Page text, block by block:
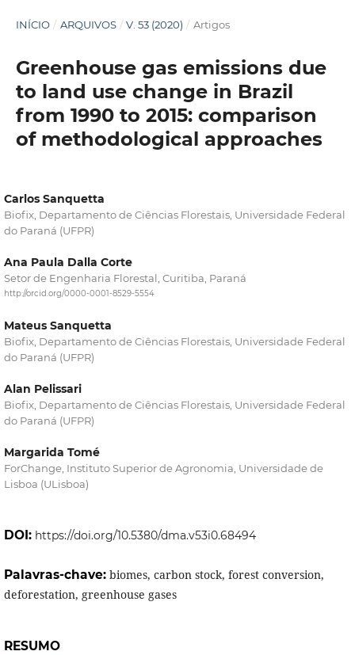
INÍCIO / ARQUIVOS / V. 53 (2020) / Artigos
Greenhouse gas emissions due
to land use change in Brazil
from 1990 to 2015: comparison
of methodological approaches
Carlos Sanquetta
Biofix, Departamento de Ciências Florestais, Universidade Federal
do Paraná (UFPR)
Ana Paula Dalla Corte
Setor de Engenharia Florestal, Curitiba, Paraná
http://orcid.org/0000-0001-8529-5554
Mateus Sanquetta
Biofix, Departamento de Ciências Florestais, Universidade Federal
do Paraná (UFPR)
Alan Pelissari
Biofix, Departamento de Ciências Florestais, Universidade Federal
do Paraná (UFPR)
Margarida Tomé
ForChange, Instituto Superior de Agronomia, Universidade de
Lisboa (ULisboa)
DOI: https://doi.org/10.5380/dma.v53i0.68494
Palavras-chave: biomes, carbon stock, forest conversion,
deforestation, greenhouse gases
RESUMO